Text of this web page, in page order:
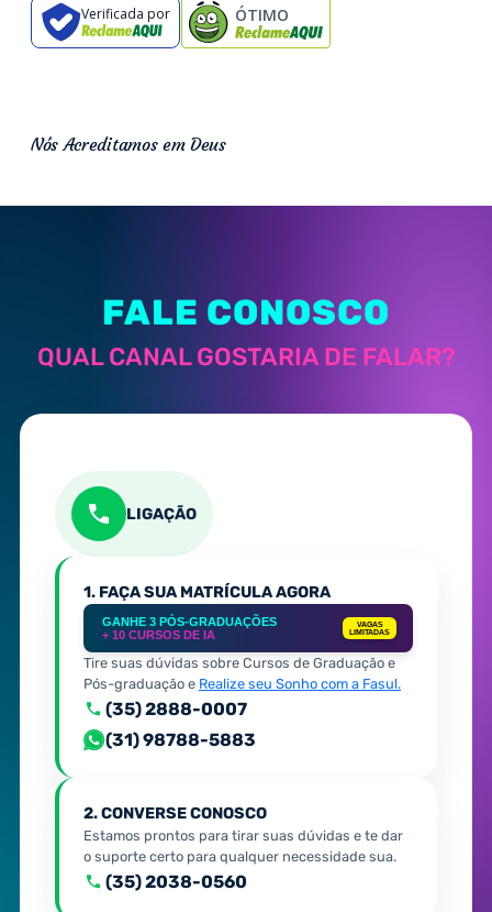
Verificada por ÓTIMO
Nós Acreditamos em Deus
FALE CONOSCO
QUAL CANAL GOSTARIA DE FALAR?
LIGAÇÃO
1. FAÇA SUA MATRÍCULA AGORA
GANHE 3 PÓS-GRADUAÇÕES
+ 10 CURSOS DE IA
VAGAS
LIMITADAS
Tire suas dúvidas sobre Cursos de Graduação e
Pós-graduação e Realize seu Sonho com a Fasul.
(35) 2888-0007
(31) 98788-5883
2. CONVERSE CONOSCO
Estamos prontos para tirar suas dúvidas e te dar
o suporte certo para qualquer necessidade sua.
(35) 2038-0560